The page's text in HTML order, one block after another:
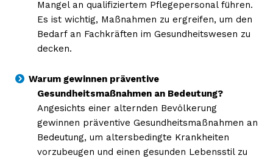
Mangel an qualifiziertem Pflegepersonal führen.
Es ist wichtig, Maßnahmen zu ergreifen, um den
Bedarf an Fachkräften im Gesundheitswesen zu
decken.
Warum gewinnen präventive
Gesundheitsmaßnahmen an Bedeutung?
Angesichts einer alternden Bevölkerung
gewinnen präventive Gesundheitsmaßnahmen an
Bedeutung, um altersbedingte Krankheiten
vorzubeugen und einen gesunden Lebensstil zu